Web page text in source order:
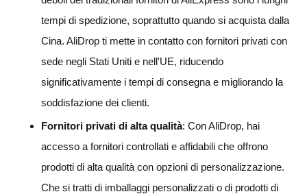
tempi di spedizione, soprattutto quando si acquista dalla
Cina. AliDrop ti mette in contatto con fornitori privati con
sede negli Stati Uniti e nell'UE, riducendo
significativamente i tempi di consegna e migliorando la
soddisfazione dei clienti.
Fornitori privati di alta qualità: Con AliDrop, hai
accesso a fornitori controllati e affidabili che offrono
prodotti di alta qualità con opzioni di personalizzazione.
Che si tratti di imballaggi personalizzati o di prodotti di